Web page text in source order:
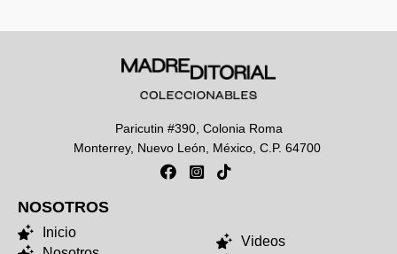
Paricutin #390, Colonia Roma
Monterrey, Nuevo León, México, C.P. 64700
NOSOTROS
Inicio
Videos